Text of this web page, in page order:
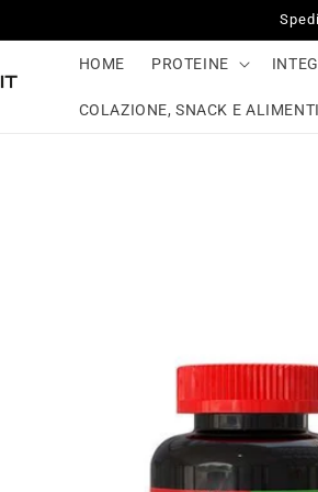
HOME PROTEINE
COLAZIONE, SNACK E